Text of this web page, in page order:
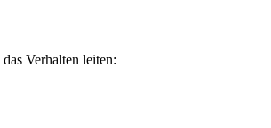
Verhalten leiten: